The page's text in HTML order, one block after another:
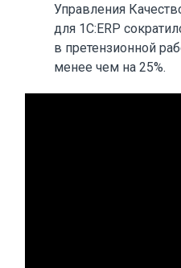
Управления
для 1С:ERP
в претензионной
менее чем на 25%.